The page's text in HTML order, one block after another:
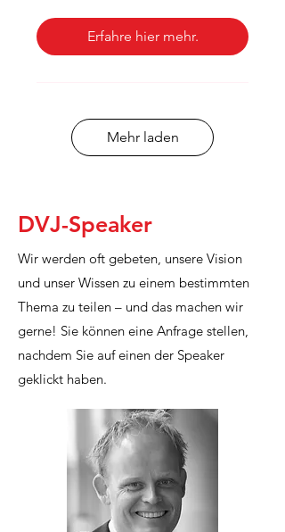
Erfahre hier mehr.
Mehr laden
DVJ-Speaker
Wir werden oft gebeten, unsere Vision
und unser Wissen zu einem bestimmten
Thema zu teilen – und das machen wir
gerne! Sie können eine Anfrage stellen,
nachdem Sie auf einen der Speaker
geklickt haben.